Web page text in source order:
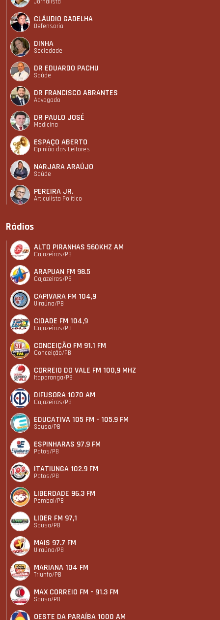
CLÁUDIO GADELHA
Defensoria
DINHA
Sociedade
DR EDUARDO PACHU
Saúde
DR FRANCISCO ABRANTES
Advogado
DR PAULO JOSÉ
Medicina
ESPAÇO ABERTO
Opinião dos Leitores
NARJARA ARAÚJO
Saúde
PEREIRA JR.
Articulista Polí­tico
Rádios
ALTO PIRANHAS 560KHZ AM
Cajazeiras/PB
ARAPUAN FM 98.5
Cajazeiras/PB
CAPIVARA FM 104,9
Uiraúna/PB
CIDADE FM 104,9
Cajazeiras/PB
CONCEIÇÃO FM 91.1 FM
Conceição/PB
CORREIO DO VALE FM 100,9 MHZ
Itaporanga/PB
DIFUSORA 1070 AM
Cajazeiras/PB
EDUCATIVA 105 FM - 105.9 FM
Sousa/PB
ESPINHARAS 97.9 FM
Patos/PB
ITATIUNGA 102.9 FM
Patos/PB
LIBERDADE 96.3 FM
Pombal/PB
LIDER FM 97,1
Sousa/PB
MAIS 97.7 FM
Uiraúna/PB
MARIANA 104 FM
Triunfo/PB
MAX CORREIO FM - 91.3 FM
Sousa/PB
OESTE DA PARAÍBA 1000 AM